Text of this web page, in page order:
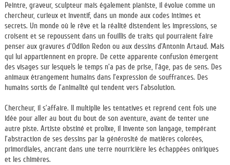
Peintre, graveur, sculpteur mais également pianiste, il évolue comme un
chercheur, curieux et inventif, dans un monde aux codes intimes et
secrets. Un monde où le rêve et la réalité distendent les impressions, se
croisent et se repoussent dans un fouillis de traits qui pourraient faire
penser aux gravures d’Odilon Redon ou aux dessins d’Antonin Artaud. Mais
qui lui appartiennent en propre. De cette apparente confusion émergent
des visages sur lesquels le temps n’a pas de prise, l’âge, pas de sens. Des
animaux étrangement humains dans l’expression de souffrances. Des
humains sortis de l’animalité qui tendent vers l’absolution.
Chercheur, il s’affaire. Il multiplie les tentatives et reprend cent fois une
idée pour aller au bout du bout de son aventure, avant de tenter une
autre piste. Artiste obstiné et prolixe, il invente son langage, tempérant
l’abstraction de ses dessins par la générosité de matières colorées,
primordiales, ancrant dans une terre nourricière les échappées oniriques
et les chimères.